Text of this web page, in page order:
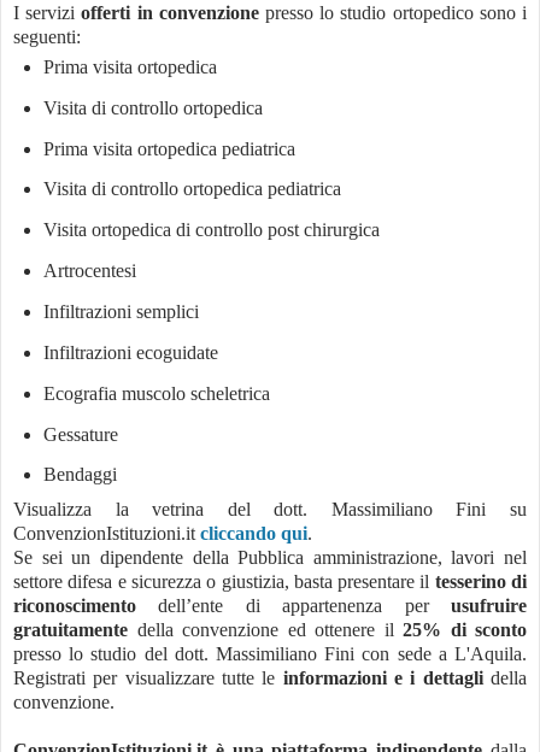
I serviziofferti in convenzionepresso lo studio ortopedico sono i
seguenti:
Prima visita ortopedica
Visita di controllo ortopedica
Prima visita ortopedica pediatrica
Visita di controllo ortopedica pediatrica
Visita ortopedica di controllo post chirurgica
Artrocentesi
Infiltrazioni semplici
Infiltrazioni ecoguidate
Ecografia muscolo scheletrica
Gessature
Bendaggi
Visualizza la vetrina del dott. Massimiliano Fini su
ConvenzionIstituzioni.it cliccando qui.
Se sei un dipendente della Pubblica amministrazione, lavori nel
settore difesa e sicurezza o giustizia, basta presentare il tesserino di
riconoscimento dell’ente di appartenenza per usufruire
gratuitamente della convenzione ed ottenere il 25% di sconto
presso lo studio del dott. Massimiliano Fini con sede a L'Aquila.
Registrati per visualizzare tutte le informazioni e i dettaglidella
convenzione.